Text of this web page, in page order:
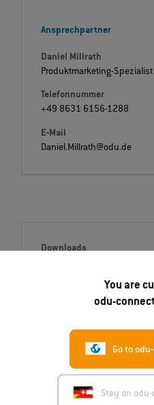
You are
odu-
Go to
Stay on
Ansprechpartner
Daniel Millrath
Produktmarketing-Spezialist
Telefonnummer
+49 8631 6156-1288
E-Mail
Daniel.Millrath@odu.de
Downloads
Italienisch (PDF)
Bild (ZIP)